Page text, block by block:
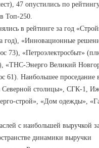
47 опустились по
Топ-250.
в рейтинге за год
год), «Инновационные
73), «Петроэлектросбыт»
«ТНС-Энерго Великий
61). Наибольшее проседание
Северной столицы», СГК-1,
строй», «Дом одежды»,
с наибольшей выручкой
динамики выручки